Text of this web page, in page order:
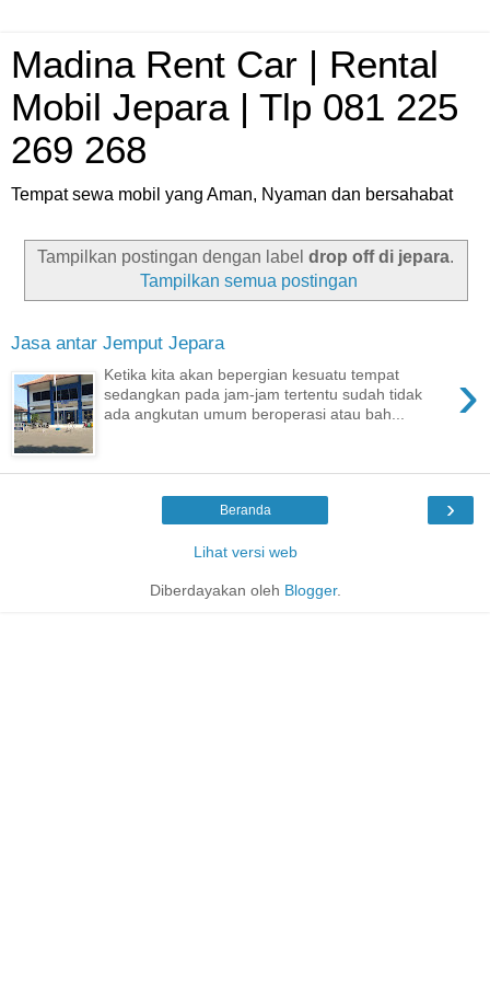
Madina Rent Car | Rental
Mobil Jepara | Tlp 081 225
269 268
Tempat sewa mobil yang Aman, Nyaman dan bersahabat
Tampilkan postingan dengan label drop off di jepara.
Tampilkan semua postingan
Jasa antar Jemput Jepara
›
Ketika kita akan bepergian kesuatu tempat
sedangkan pada jam-jam tertentu sudah tidak
ada angkutan umum beroperasi atau bah...
›
Beranda
Lihat versi web
Diberdayakan oleh Blogger.